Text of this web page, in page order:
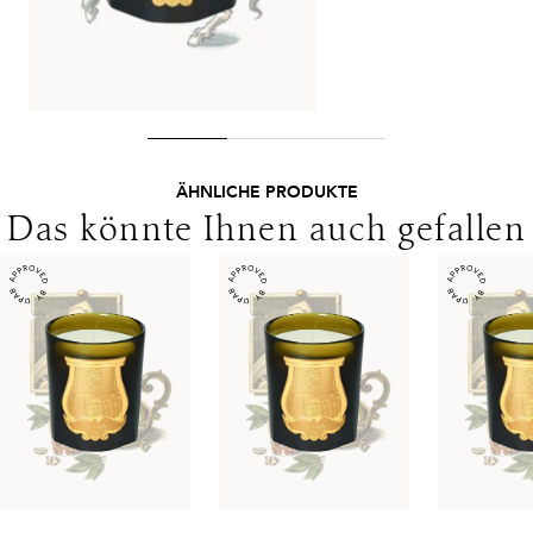
ÄHNLICHE PRODUKTE
Das könnte Ihnen auch gefallen